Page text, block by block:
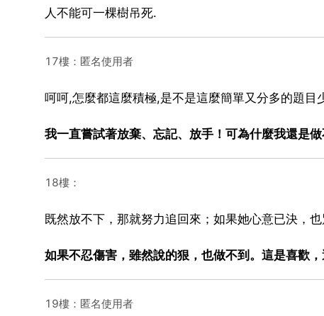
人不能可一棵樹吊死.
17樓：匿名使用者
呵呵,怎麼都這麼積極,是不是這麼簡單又分多的題目
我一直嘗試著放棄、忘記、放手！可為什麼我還是做
18樓：
既然放不下，那就努力追回來；如果她心意已決，
如果不忍傷害，雖然說的狠，也做不到。這是喜歡，
19樓：匿名使用者